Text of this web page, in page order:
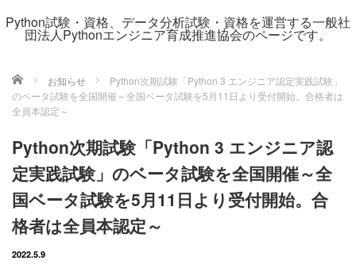
Python試験・資格、データ分析試験・資格を運営する一般社
団法人Pythonエンジニア育成推進協会のページです。
ホーム お知らせ
Python次期試験「Python 3 エンジニア認定実践試験」
のベータ試験を全国開催～全国ベータ試験を5月11日より受付開始。合格者は
全員本認定～
Python次期試験「Python 3 エンジニア認
定実践試験」のベータ試験を全国開催～全
国ベータ試験を5月11日より受付開始。合
格者は全員本認定～
2022.5.9